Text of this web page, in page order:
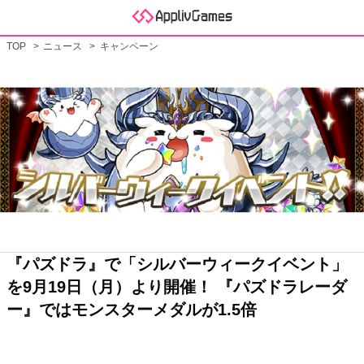
TOP ニュース キャンペーン
『パズドラ』で「シルバーウィークイベント」
を9月19日（月）より開催！ 『パズドラレーダ
ー』ではモンスターメダルが1.5倍